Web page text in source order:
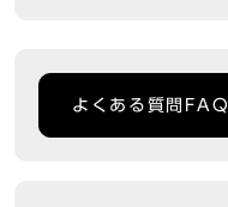
よくある質問FAQ